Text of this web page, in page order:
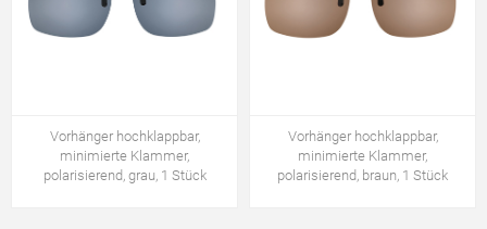
Vorhänger hochklappbar,
minimierte Klammer,
polarisierend, grau, 1 Stück
Vorhänger hochklappbar,
minimierte Klammer,
polarisierend, braun, 1 Stück